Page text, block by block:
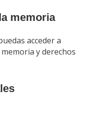
memoria
acceder a
y derechos